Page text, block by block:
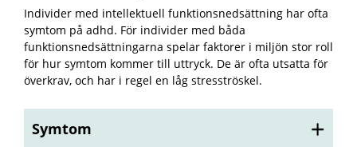
Individer med intellektuell funktionsnedsättning har ofta
symtom på adhd. För individer med båda
funktionsnedsättningarna spelar faktorer i miljön stor roll
för hur symtom kommer till uttryck. De är ofta utsatta för
överkrav, och har i regel en låg stresströskel.
Symtom